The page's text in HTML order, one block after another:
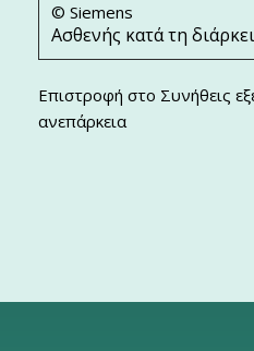
© Siemens
Ασθενής κατά τη
Επιστροφή στο Συνήθεις
ανεπάρκεια